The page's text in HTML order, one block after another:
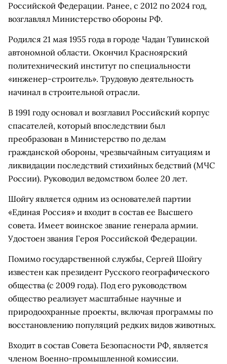
Российской Федерации. Ранее, с 2012 по 2024 год,
возглавлял Министерство обороны РФ.
Родился 21 мая 1955 года в городе Чадан Тувинской
автономной области. Окончил Красноярский
политехнический институт по специальности
«инженер-строитель». Трудовую деятельность
начинал в строительной отрасли.
В 1991 году основал и возглавил Российский корпус
спасателей, который впоследствии был
преобразован в Министерство по делам
гражданской обороны, чрезвычайным ситуациям и
ликвидации последствий стихийных бедствий (МЧС
России). Руководил ведомством более 20 лет.
Шойгу является одним из основателей партии
«Единая Россия» и входит в состав ее Высшего
совета. Имеет воинское звание генерала армии.
Удостоен звания Героя Российской Федерации.
Помимо государственной службы, Сергей Шойгу
известен как президент Русского географического
общества (с 2009 года). Под его руководством
общество реализует масштабные научные и
природоохранные проекты, включая программы по
восстановлению популяций редких видов животных.
Входит в состав Совета Безопасности РФ, является
членом Военно-промышленной комиссии.